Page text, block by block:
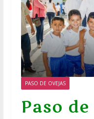
PASO DE OVEJAS
Paso